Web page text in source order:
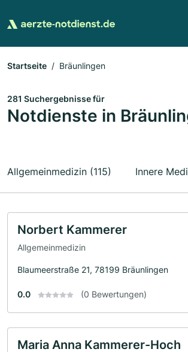
Startseite Bräunlingen
281 Suchergebnisse für
Notdienste in
Allgemeinmedizin (115) Innere
Norbert Kammerer
Allgemeinmedizin
Blaumeerstraße 21, 78199 Bräunlingen
0.0 (0 Bewertungen)
Maria Anna Kammerer-Hoch